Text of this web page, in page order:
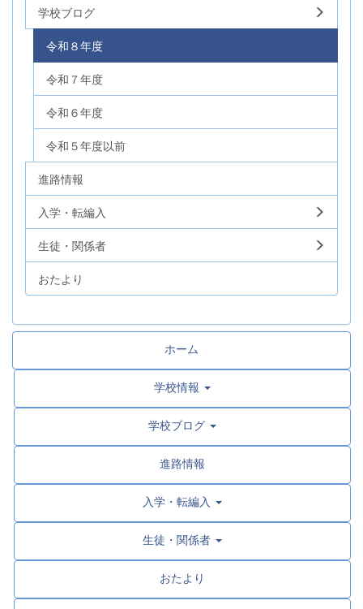
学校ブログ
令和８年度
令和７年度
令和６年度
令和５年度以前
進路情報
入学・転編入
生徒・関係者
おたより
ホーム
学校情報
学校ブログ
進路情報
入学・転編入
生徒・関係者
おたより